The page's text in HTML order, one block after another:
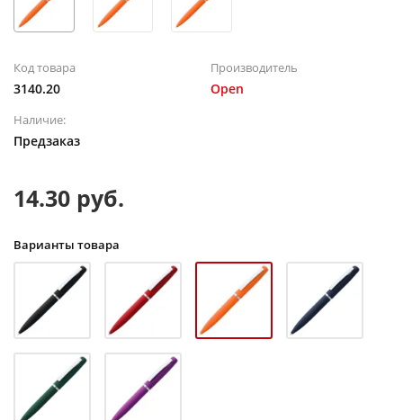
Код товара
3140.20
Производитель
Open
Наличие:
Предзаказ
14.30 руб.
Варианты товара